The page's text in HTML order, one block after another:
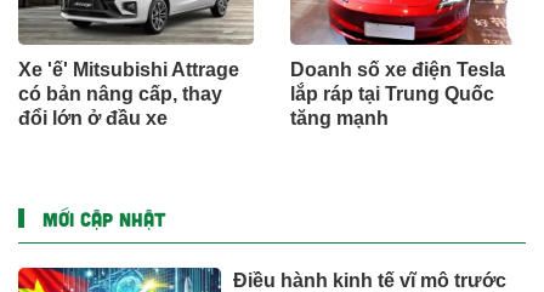
Xe 'ế' Mitsubishi Attrage
có bản nâng cấp, thay
đổi lớn ở đầu xe
Doanh số xe điện Tesla
lắp ráp tại Trung Quốc
tăng mạnh
MỚI CẬP NHẬT
Điều hành kinh tế vĩ mô trước